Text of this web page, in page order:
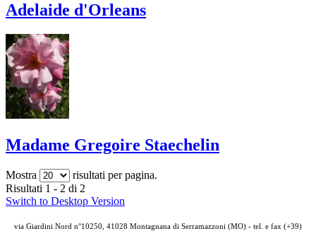
Adelaide d'Orleans
Madame Gregoire Staechelin
Mostra
risultati per pagina.
Risultati 1 - 2 di 2
Switch to Desktop Version
via Giardini Nord n°10250, 41028 Montagnana di Serramazzoni (MO) - tel. e fax (+39)